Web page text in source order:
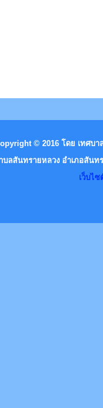
© 2016 โดย เทศบ
ลสันทรายหลวง อำเภอสันท
เว็บไ